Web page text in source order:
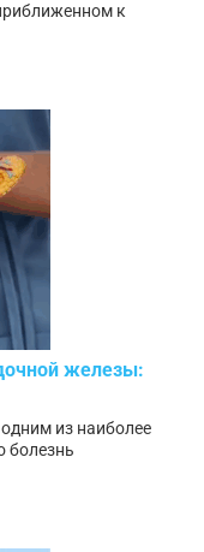
к
железы:
из наиболее
болезнь